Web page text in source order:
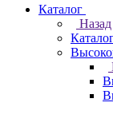
Каталог
Назад